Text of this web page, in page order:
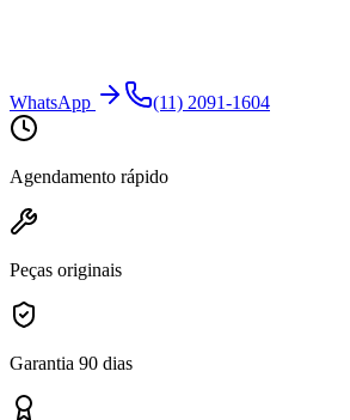
WhatsApp (11) 2091-1604
Agendamento rápido
Peças originais
Garantia 90 dias